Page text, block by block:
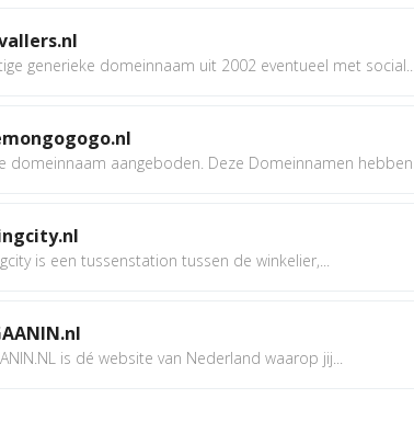
generieke domeinnaam uit 2002 eventueel met social...
domeinnaam aangeboden. Deze Domeinnamen hebben...
is een tussenstation tussen de winkelier,...
is dé website van Nederland waarop jij...